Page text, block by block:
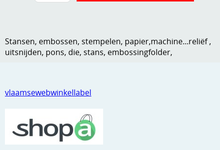
Netjes opbergen
Papier en karton
Ribbelaar
Snijmaterialen
Speciaal papier
vlaamsewebwinkellabel
Stansen, embossen, stempelen, papier,machine...reliëf ,
uitsnijden, pons, die, stans, embossingfolder,